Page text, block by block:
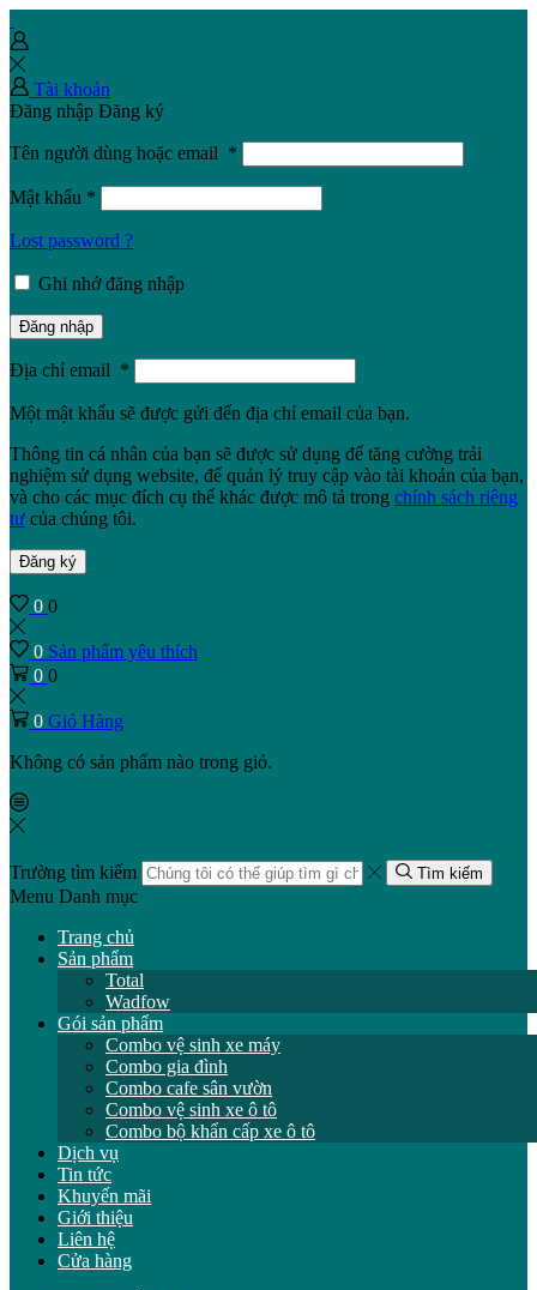
Tài khoản
Đăng nhập Đăng ký
Tên người dùng hoặc email *
Mật khẩu *
Lost password ?
Ghi nhớ đăng nhập
Đăng nhập
Địa chỉ email *
Một mật khẩu sẽ được gửi đến địa chỉ email của bạn.
Thông tin cá nhân của bạn sẽ được sử dụng để tăng cường trải
nghiệm sử dụng website, để quản lý truy cập vào tài khoản của bạn,
và cho các mục đích cụ thể khác được mô tả trong chính sách riêng
tư của chúng tôi.
Đăng ký
0 0
0 Sản phẩm yêu thích
0 0
0 Giỏ Hàng
Không có sản phẩm nào trong giỏ.
Trường tìm kiếm Tìm kiếm
Menu Danh mục
Trang chủ
Sản phẩm
Total
Wadfow
Gói sản phẩm
Combo vệ sinh xe máy
Combo gia đình
Combo cafe sân vườn
Combo vệ sinh xe ô tô
Combo bộ khẩn cấp xe ô tô
Dịch vụ
Tin tức
Khuyến mãi
Giới thiệu
Liên hệ
Cửa hàng